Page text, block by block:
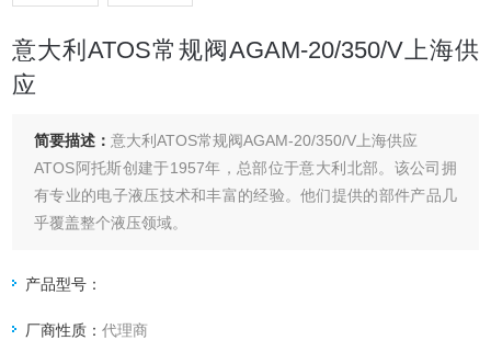
意大利ATOS常规阀AGAM-20/350/V上海供
应
简要描述：意大利ATOS常规阀AGAM-20/350/V上海供应
ATOS阿托斯创建于1957年，总部位于意大利北部。该公司拥
有专业的电子液压技术和丰富的经验。他们提供的部件产品几
乎覆盖整个液压领域。
产品型号：
厂商性质：代理商